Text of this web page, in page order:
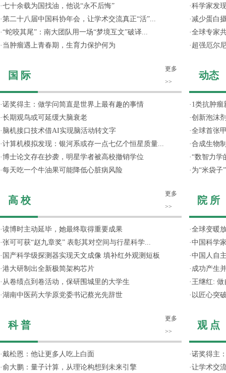
·七十余载为国找油，他说“永不后悔”
·第二十八届中国科协年会，让学术交流真正“活”...
·“蛇咬其尾”：南大团队用一场“梦境互文”破译...
· 当肿瘤遇上青春期，生育力保护何为
国 际
更多
>>
·诺奖得主：做学问简直是世界上最有趣的事情
·长期观鸟或可延缓大脑衰老
· 脑机接口技术借AI实现脑活动转文字
·计算机模拟发现：银河系或存一点七亿个恒星质量...
·博士论文存在抄袭，明星学者被高校撤销学位
·每天吃一个牛油果可能降低心脏病风险
高 校
更多
>>
·读博时主动延毕，她最终取得重要成果
·张可可获“赵九章奖” 表彰其对空间与行星科学...
· 国产科学级探测器实现天文成像 填补红外观测短板
·港大研制出全新极简架构芯片
· 从卷绩点到卷活动，保研围城里的大学生
·湖南中医药大学原党委书记蔡光先辞世
科 普
更多
>>
·戴松恩：他让更多人吃上白面
·俞大鹏：量子计算，从理论构想到未来引擎
·科学家发
·减少蛋白
·全球专家
· 超强厄尔
动态
· 1类抗肿瘤
·创新泡沫
·全球首张
·合成生物
·“数智力学
· 为“米袋子
院 所
·全球变暖
·中国科学
·中国人自
· 成功产生
· 王继红: 做
· 以匠心突
观 点
·诺奖得主
·让学术交